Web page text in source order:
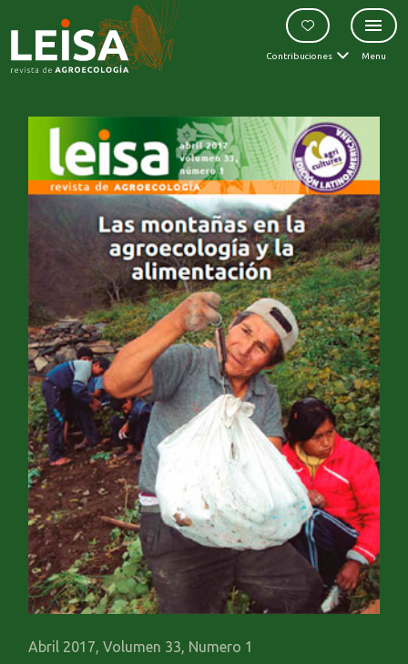
Contribuciones Menu
Abril 2017, Volumen 33, Numero 1